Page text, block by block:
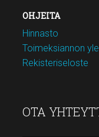
OHJEITA
Hinnasto
Toimeksiannon
Rekisteriseloste
OTA